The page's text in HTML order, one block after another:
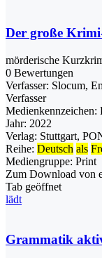
Der große
mörderische
0 Bewertungen
Verfasser: Slocum,
Verfasser
Medienkennzeichen:
Jahr: 2022
Verlag: Stuttgart,
Reihe: Deutsch als
Mediengruppe: Print
Zum Download von
Tab geöffnet
lädt
Grammatik